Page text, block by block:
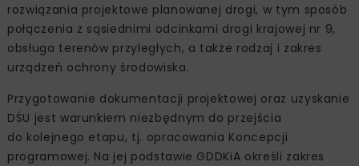
rozwiązania projektowe planowanej drogi, w tym sposób
połączenia z sąsiednimi odcinkami drogi krajowej nr 9,
obsługa terenów przyległych, a także rodzaj i zakres
urządzeń ochrony środowiska.
Przygotowanie dokumentacji projektowej oraz uzyskanie
DŚU jest warunkiem niezbędnym do przejścia
do kolejnego etapu, tj. opracowania Koncepcji
programowej. Na jej podstawie GDDKiA określi zakres